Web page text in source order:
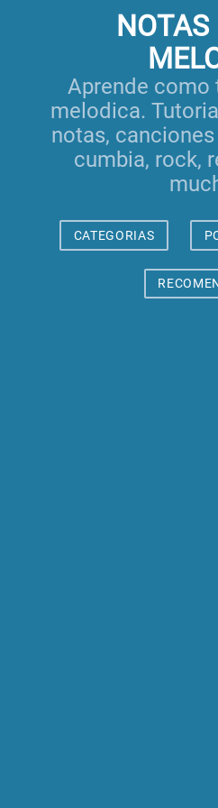
NOTAS
Aprende como
melodica.
notas,
cumbia, rock,
CATEGORIAS